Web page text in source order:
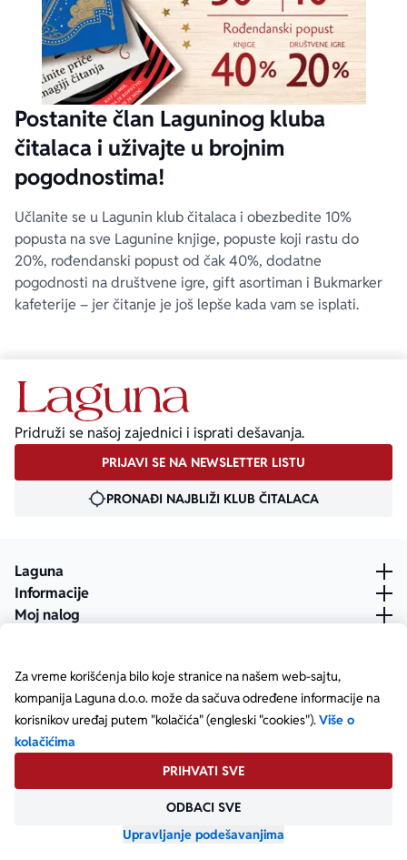
Za vreme korišćenja bilo koje stranice na našem web-sajtu,
kompanija Laguna d.o.o. može da sačuva određene informacije na
korisnikov uređaj putem "kolačića" (engleski "cookies").Više o
kolačićima
PRIHVATI SVE
ODBACI SVE
Upravljanje podešavanjima
Postanite član Laguninog kluba
čitalaca i uživajte u brojnim
pogodnostima!
Učlanite se u Lagunin klub čitalaca i obezbedite 10%
popusta na sve Lagunine knjige, popuste koji rastu do
20%, rođendanski popust od čak 40%, dodatne
pogodnosti na društvene igre, gift asortiman i Bukmarker
kafeterije – jer čitanje je još lepše kada vam se isplati.
Pridruži se našoj zajednici i isprati dešavanja.
PRIJAVI SE NA NEWSLETTER LISTU
PRONAĐI NAJBLIŽI KLUB ČITALACA
Laguna
Informacije
Moj nalog
Copyright © Laguna d.o.o. Starine Novaka 23, Beograd •
Matični broj: 17414844
Posetite našu Facebook stranicu
Posetite našu X stranicu
Posetite našu Instagram stranicu
Posetite naš YouTube
Posetite našu TikTok stranicu
Posetite našu LinkedIn stranicu